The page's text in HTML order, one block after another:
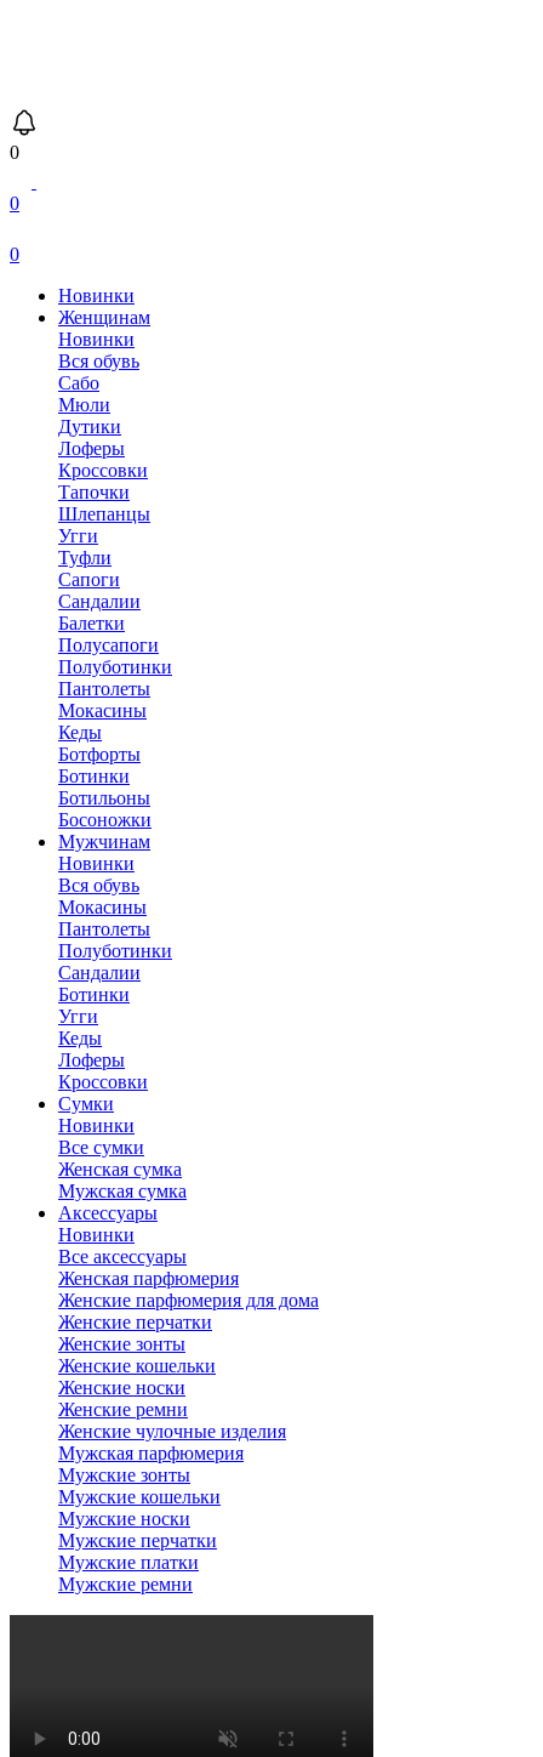
0
0
0
Новинки
Женщинам
Новинки
Вся обувь
Сабо
Мюли
Дутики
Лоферы
Кроссовки
Тапочки
Шлепанцы
Угги
Туфли
Сапоги
Сандалии
Балетки
Полусапоги
Полуботинки
Пантолеты
Мокасины
Кеды
Ботфорты
Ботинки
Ботильоны
Босоножки
Мужчинам
Новинки
Вся обувь
Мокасины
Пантолеты
Полуботинки
Сандалии
Ботинки
Угги
Кеды
Лоферы
Кроссовки
Сумки
Новинки
Все сумки
Женская сумка
Мужская сумка
Аксессуары
Новинки
Все аксессуары
Женская парфюмерия
Женские парфюмерия для дома
Женские перчатки
Женские зонты
Женские кошельки
Женские носки
Женские ремни
Женские чулочные изделия
Мужская парфюмерия
Мужские зонты
Мужские кошельки
Мужские носки
Мужские перчатки
Мужские платки
Мужские ремни